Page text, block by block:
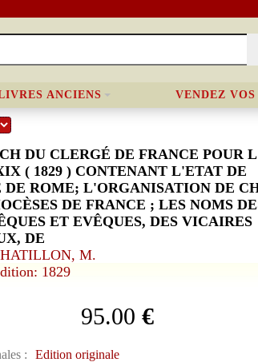
ANCIENS VENDEZ
DU CLERGÉ DE FRANCE POUR
( 1829 ) CONTENANT L'ETAT DE
ROME; L'ORGANISATION DE
DE FRANCE ; LES NOMS
ET EVÊQUES, DES VICAIRES
DE
M.
1829
95.00 €
:
Edition originale